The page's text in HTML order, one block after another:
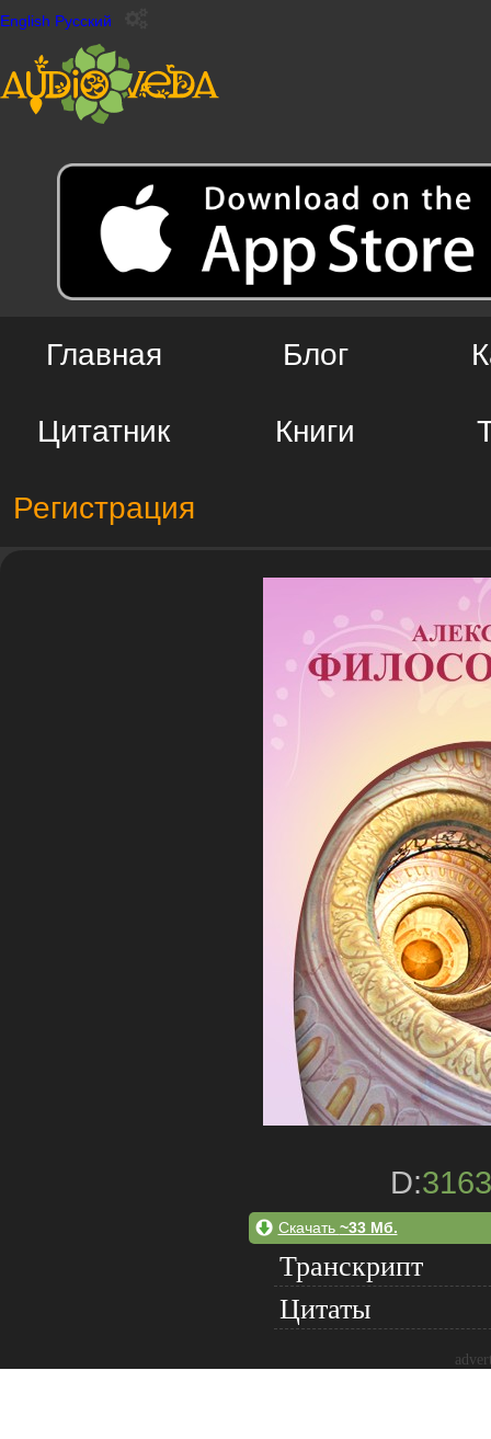
English Русский
Главная Блог
Цитатник Книги
Регистрация
D:3163
Скачать ~33 Мб.
Транскрипт
Цитаты